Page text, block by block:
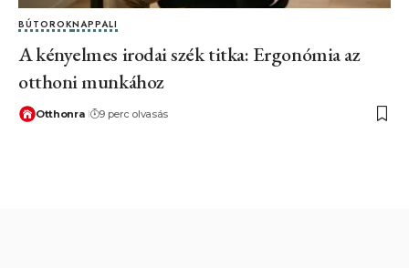
BÚTOROKNAPPALI
A kényelmes irodai szék titka: Ergonómia az
otthoni munkához
Otthonra 9 perc olvasás